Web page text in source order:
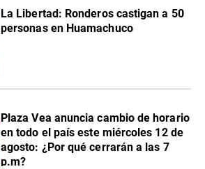
La Libertad: Ronderos castigan a 50
personas en Huamachuco
Plaza Vea anuncia cambio de horario
en todo el país este miércoles 12 de
agosto: ¿Por qué cerrarán a las 7
p.m?